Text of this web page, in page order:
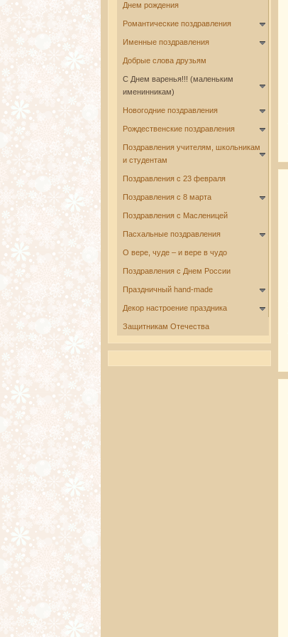
Днем рождения
Романтические поздравления
Именные поздравления
Добрые слова друзьям
С Днем варенья!!! (маленьким
именинникам)
Новогодние поздравления
Рождественские поздравления
Поздравления учителям, школьникам
и студентам
Поздравления с 23 февраля
Поздравления с 8 марта
Поздравления с Масленицей
Пасхальные поздравления
О вере, чуде – и вере в чудо
Поздравления с Днем России
Праздничный hand-made
Декор настроение праздника
Защитникам Отечества